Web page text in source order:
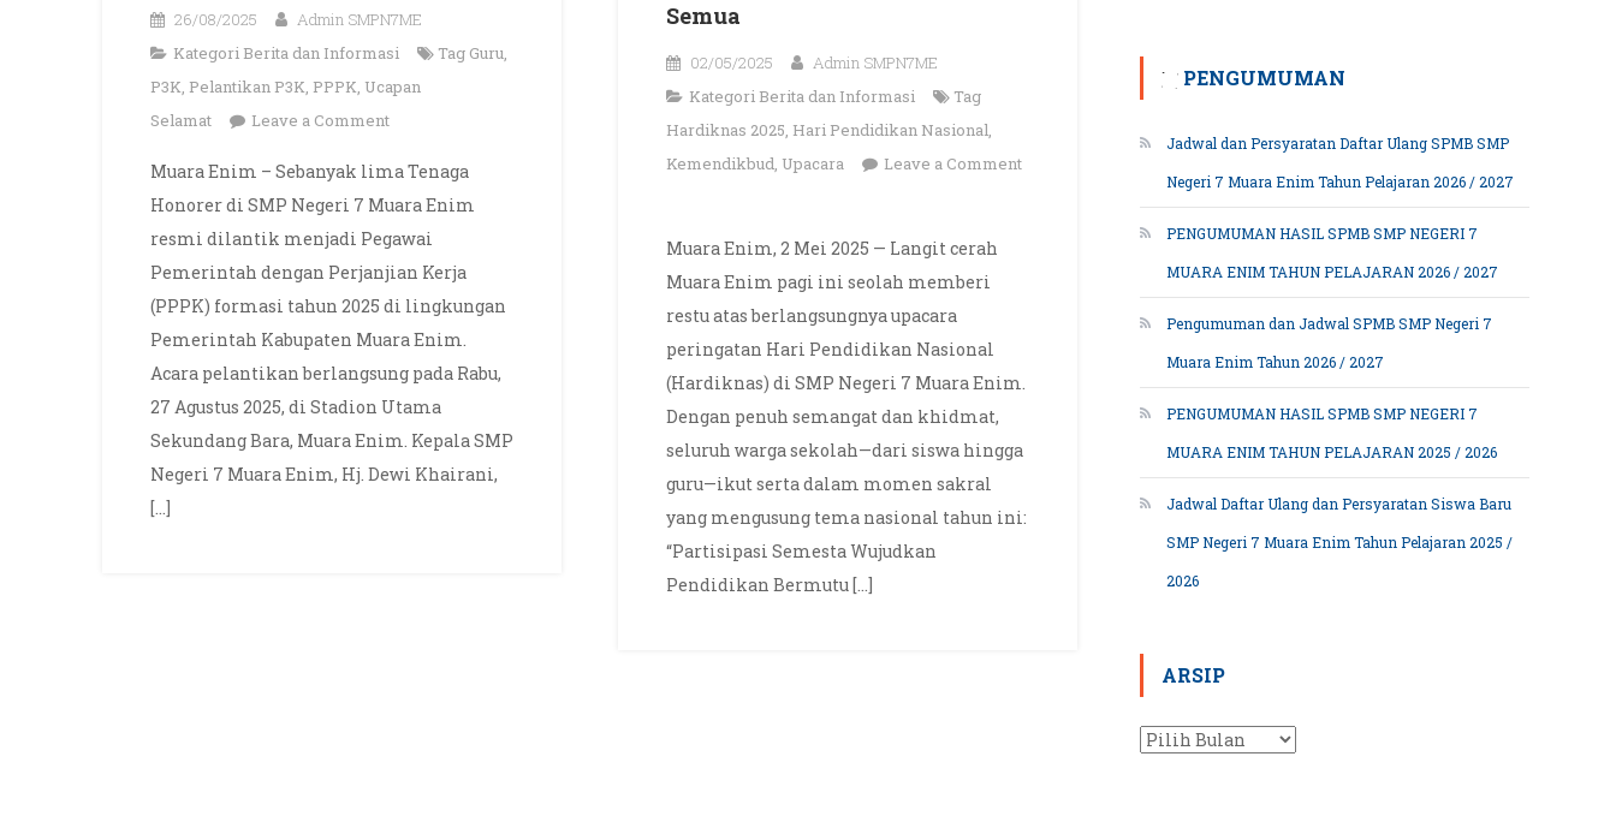
26/08/2025
Admin SMPN7ME
Kategori Berita dan Informasi Tag Guru,
P3K, Pelantikan P3K, PPPK, Ucapan
Selamat
Leave a Commenton
5
Tenaga
Honorer
di
SMP
Negeri
7
Muara
Enim
Muara Enim – Sebanyak lima Tenaga
Honorer di SMP Negeri 7 Muara Enim
resmi dilantik menjadi Pegawai
Pemerintah dengan Perjanjian Kerja
(PPPK) formasi tahun 2025 di lingkungan
Pemerintah Kabupaten Muara Enim.
Acara pelantikan berlangsung pada Rabu,
27 Agustus 2025, di Stadion Utama
Sekundang Bara, Muara Enim. Kepala SMP
Negeri 7 Muara Enim, Hj. Dewi Khairani,
[…]
Semua
02/05/2025
Admin SMPN7ME
Kategori Berita dan Informasi
Tag
Hardiknas 2025, Hari Pendidikan Nasional,
Kemendikbud, Upacara
Leave a Comment
Hardiknas
2025:
Partisipasi
Semesta
Wujudkan
Pendidikan
Bermutu
untuk
Muara Enim, 2 Mei 2025 — Langit cerah
Muara Enim pagi ini seolah memberi
restu atas berlangsungnya upacara
peringatan Hari Pendidikan Nasional
(Hardiknas) di SMP Negeri 7 Muara Enim.
Dengan penuh semangat dan khidmat,
seluruh warga sekolah—dari siswa hingga
guru—ikut serta dalam momen sakral
yang mengusung tema nasional tahun ini:
“Partisipasi Semesta Wujudkan
Pendidikan Bermutu […]
PENGUMUMAN
Jadwal dan Persyaratan Daftar Ulang SPMB SMP
Negeri 7 Muara Enim Tahun Pelajaran 2026 / 2027
PENGUMUMAN HASIL SPMB SMP NEGERI 7
MUARA ENIM TAHUN PELAJARAN 2026 / 2027
Pengumuman dan Jadwal SPMB SMP Negeri 7
Muara Enim Tahun 2026 / 2027
PENGUMUMAN HASIL SPMB SMP NEGERI 7
MUARA ENIM TAHUN PELAJARAN 2025 / 2026
Jadwal Daftar Ulang dan Persyaratan Siswa Baru
SMP Negeri 7 Muara Enim Tahun Pelajaran 2025 /
2026
ARSIP
Arsip